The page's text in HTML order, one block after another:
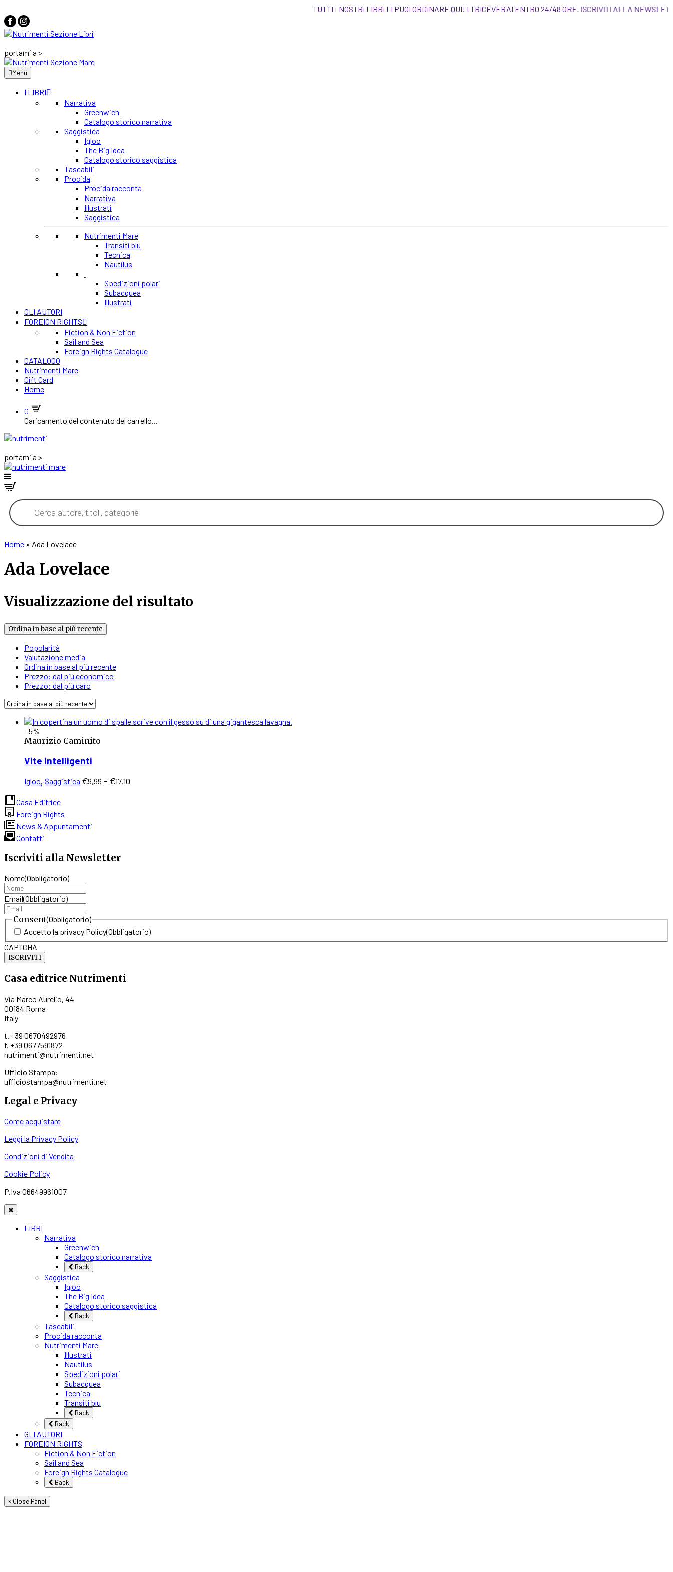
TUTTI I NOSTRI LIBRI LI PUOI ORDINARE QUI! LI RICEVERAI ENTRO 24/48 ORE.
portami a >
Menu
I LIBRI
Narrativa
Greenwich
Catalogo storico narrativa
Saggistica
Igloo
The Big Idea
Catalogo storico saggistica
Tascabili
Procida
Procida racconta
Narrativa
Illustrati
Saggistica
Nutrimenti Mare
Transiti blu
Tecnica
Nautilus
Spedizioni polari
Subacquea
Illustrati
GLI AUTORI
FOREIGN RIGHTS
Fiction & Non Fiction
Sail and Sea
Foreign Rights Catalogue
CATALOGO
Nutrimenti Mare
Gift Card
Home
0
Caricamento del contenuto del carrello...
portami a >
Products
search
Home » Ada Lovelace
Ada Lovelace
Visualizzazione del risultato
Ordina in base al più recente
Popolarità
Valutazione media
Ordina in base al più recente
Prezzo: dal più economico
Prezzo: dal più caro
- 5%
Maurizio Caminito
Vite intelligenti
Igloo, Saggistica Questo
varianti.
Le
possono
essere
nella
pagina
del
prodotto
€9,99 - €17,10
Casa Editrice
Foreign Rights
News & Appuntamenti
Contatti
Iscriviti alla Newsletter
Nome(Obbligatorio)
Email(Obbligatorio)
Consent(Obbligatorio)
Accetto la privacy Policy(Obbligatorio)
CAPTCHA
Casa editrice Nutrimenti
Via Marco Aurelio, 44
00184 Roma
Italy
t. +39 0670492976
f. +39 0677591872
nutrimenti@nutrimenti.net
Ufficio Stampa:
ufficiostampa@nutrimenti.net
Legal e Privacy
Come acquistare
Leggi la Privacy Policy
Condizioni di Vendita
Cookie Policy
P.Iva 06649961007
LIBRI
Narrativa
Greenwich
Catalogo storico narrativa
Back
Saggistica
Igloo
The Big Idea
Catalogo storico saggistica
Back
Tascabili
Procida racconta
Nutrimenti Mare
Illustrati
Nautilus
Spedizioni polari
Subacquea
Tecnica
Transiti blu
Back
Back
GLI AUTORI
FOREIGN RIGHTS
Fiction & Non Fiction
Sail and Sea
Foreign Rights Catalogue
Back
× Close Panel